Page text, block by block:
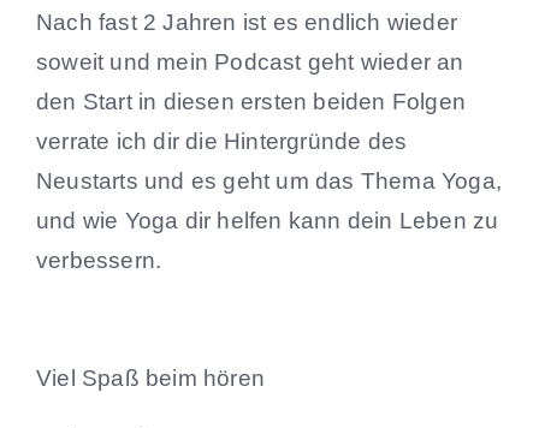
Nach fast 2 Jahren ist es endlich wieder
soweit und mein Podcast geht wieder an
den Start in diesen ersten beiden Folgen
verrate ich dir die Hintergründe des
Neustarts und es geht um das Thema Yoga,
und wie Yoga dir helfen kann dein Leben zu
verbessern.
Viel Spaß beim hören